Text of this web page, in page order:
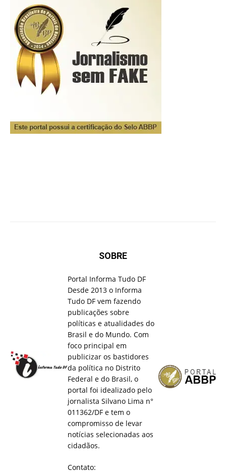
SOBRE
Portal Informa Tudo DF
Desde 2013 o Informa
Tudo DF vem fazendo
publicações sobre
políticas e atualidades do
Brasil e do Mundo. Com
foco principal em
publicizar os bastidores
da política no Distrito
Federal e do Brasil, o
portal foi idealizado pelo
jornalista Silvano Lima n°
011362/DF e tem o
compromisso de levar
notícias selecionadas aos
cidadãos.
Contato: